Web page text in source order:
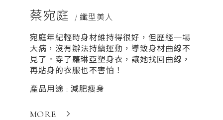
蔡宛庭 / 纖型美人
宛庭年紀輕時身材維持得很好，但歷經一場
大病，沒有辦法持續運動，導致身材曲線不
見了。穿了蘿琳亞塑身衣，讓她找回曲線，
再貼身的衣服也不害怕！
產品用途 : 減肥瘦身
MORE